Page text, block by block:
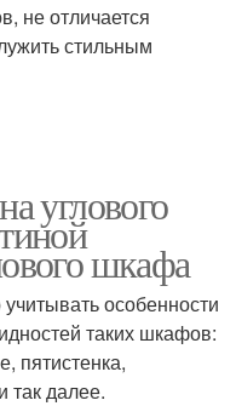
не отличается
стильным
углового
шкафа
особенности
таких шкафов:
пятистенка,
так далее.